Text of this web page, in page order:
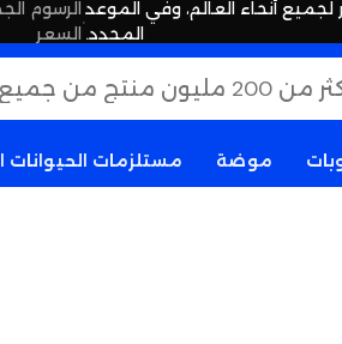
أنحاء العالم، وفي الموعد
المحدد.
·
الرسوم
السعر
موضة مستلزمات الحيوانات